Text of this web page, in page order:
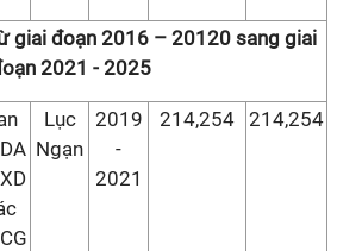
giai đoạn 2016 – 20120 sang giai
2021 - 2025
Lục
Ngạn
2019
-
2021
214,254 214,254